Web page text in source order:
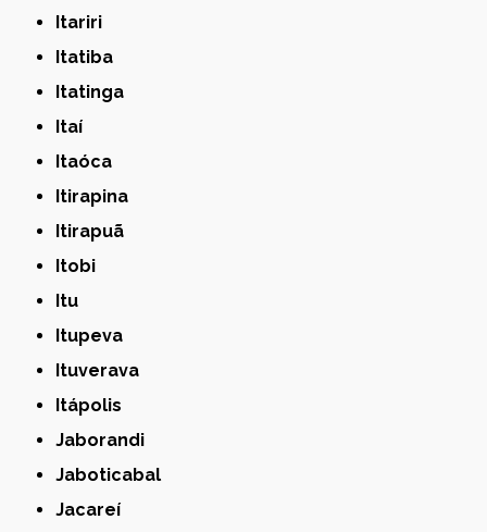
Itariri
Itatiba
Itatinga
Itaí
Itaóca
Itirapina
Itirapuã
Itobi
Itu
Itupeva
Ituverava
Itápolis
Jaborandi
Jaboticabal
Jacareí